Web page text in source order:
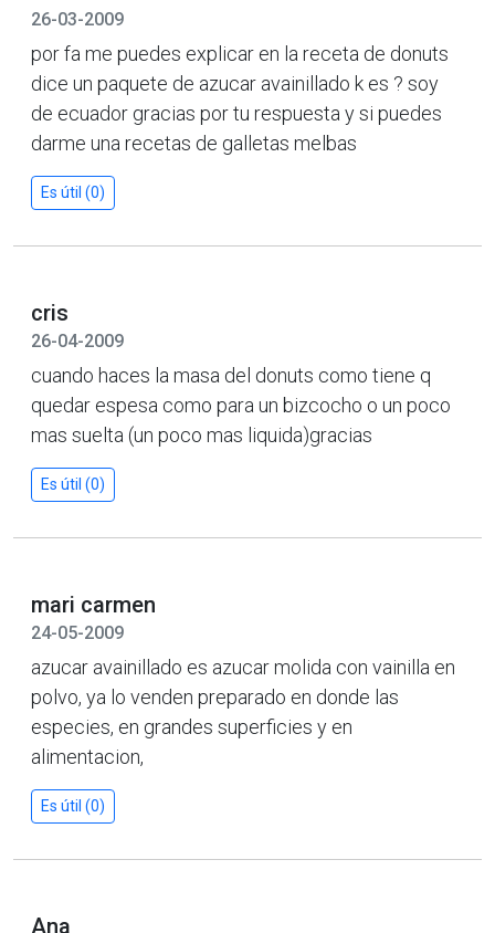
26-03-2009
por fa me puedes explicar en la receta de donuts
dice un paquete de azucar avainillado k es ? soy
de ecuador gracias por tu respuesta y si puedes
darme una recetas de galletas melbas
Es útil (0)
cris
26-04-2009
cuando haces la masa del donuts como tiene q
quedar espesa como para un bizcocho o un poco
mas suelta (un poco mas liquida)gracias
Es útil (0)
mari carmen
24-05-2009
azucar avainillado es azucar molida con vainilla en
polvo, ya lo venden preparado en donde las
especies, en grandes superficies y en
alimentacion,
Es útil (0)
Ana